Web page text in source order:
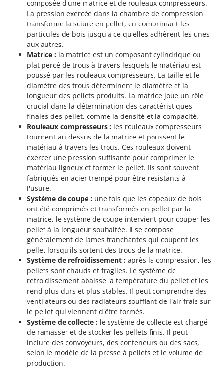
composée d'une matrice et de rouleaux compresseurs.
La pression exercée dans la chambre de compression
transforme la sciure en pellet, en comprimant les
particules de bois jusqu'à ce qu'elles adhèrent les unes
aux autres.
Matrice : la matrice est un composant cylindrique ou
plat percé de trous à travers lesquels le matériau est
poussé par les rouleaux compresseurs. La taille et le
diamètre des trous déterminent le diamètre et la
longueur des pellets produits. La matrice joue un rôle
crucial dans la détermination des caractéristiques
finales des pellet, comme la densité et la compacité.
Rouleaux compresseurs : les rouleaux compresseurs
tournent au-dessus de la matrice et poussent le
matériau à travers les trous. Ces rouleaux doivent
exercer une pression suffisante pour comprimer le
matériau ligneux et former le pellet. Ils sont souvent
fabriqués en acier trempé pour être résistants à
l'usure.
Système de coupe : une fois que les copeaux de bois
ont été comprimés et transformés en pellet par la
matrice, le système de coupe intervient pour couper les
pellet à la longueur souhaitée. Il se compose
généralement de lames tranchantes qui coupent les
pellet lorsqu'ils sortent des trous de la matrice.
Système de refroidissement : après la compression, les
pellets sont chauds et fragiles. Le système de
refroidissement abaisse la température du pellet et les
rend plus durs et plus stables. Il peut comprendre des
ventilateurs ou des radiateurs soufflant de l'air frais sur
le pellet qui viennent d'être formés.
Système de collecte : le système de collecte est chargé
de ramasser et de stocker les pellets finis. Il peut
inclure des convoyeurs, des conteneurs ou des sacs,
selon le modèle de la presse à pellets et le volume de
production.